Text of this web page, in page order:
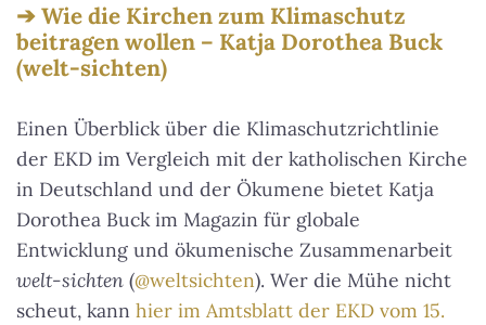
Wie die Kirchen zum Klimaschutz
beitragen wollen – Katja Dorothea Buck
(welt-sichten)
Einen Überblick über die Klimaschutzrichtlinie
der EKD im Vergleich mit der katholischen Kirche
in Deutschland und der Ökumene bietet Katja
Dorothea Buck im Magazin für globale
Entwicklung und ökumenische Zusammenarbeit
welt-sichten (@weltsichten). Wer die Mühe nicht
scheut, kann hier im Amtsblatt der EKD vom 15.